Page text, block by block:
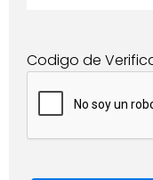
Codigo de